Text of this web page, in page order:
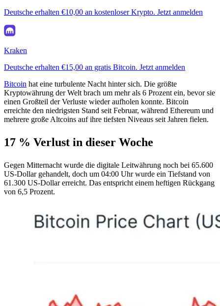
Deutsche erhalten €10,00 an kostenloser Krypto. Jetzt anmelden
Kraken
Deutsche erhalten €15,00 an gratis Bitcoin. Jetzt anmelden
Bitcoin hat eine turbulente Nacht hinter sich. Die größte
Kryptowährung der Welt brach um mehr als 6 Prozent ein, bevor sie
einen Großteil der Verluste wieder aufholen konnte. Bitcoin
erreichte den niedrigsten Stand seit Februar, während Ethereum und
mehrere große Altcoins auf ihre tiefsten Niveaus seit Jahren fielen.
17 % Verlust in dieser Woche
Gegen Mitternacht wurde die digitale Leitwährung noch bei 65.600
US-Dollar gehandelt, doch um 04:00 Uhr wurde ein Tiefstand von
61.300 US-Dollar erreicht. Das entspricht einem heftigen Rückgang
von 6,5 Prozent.